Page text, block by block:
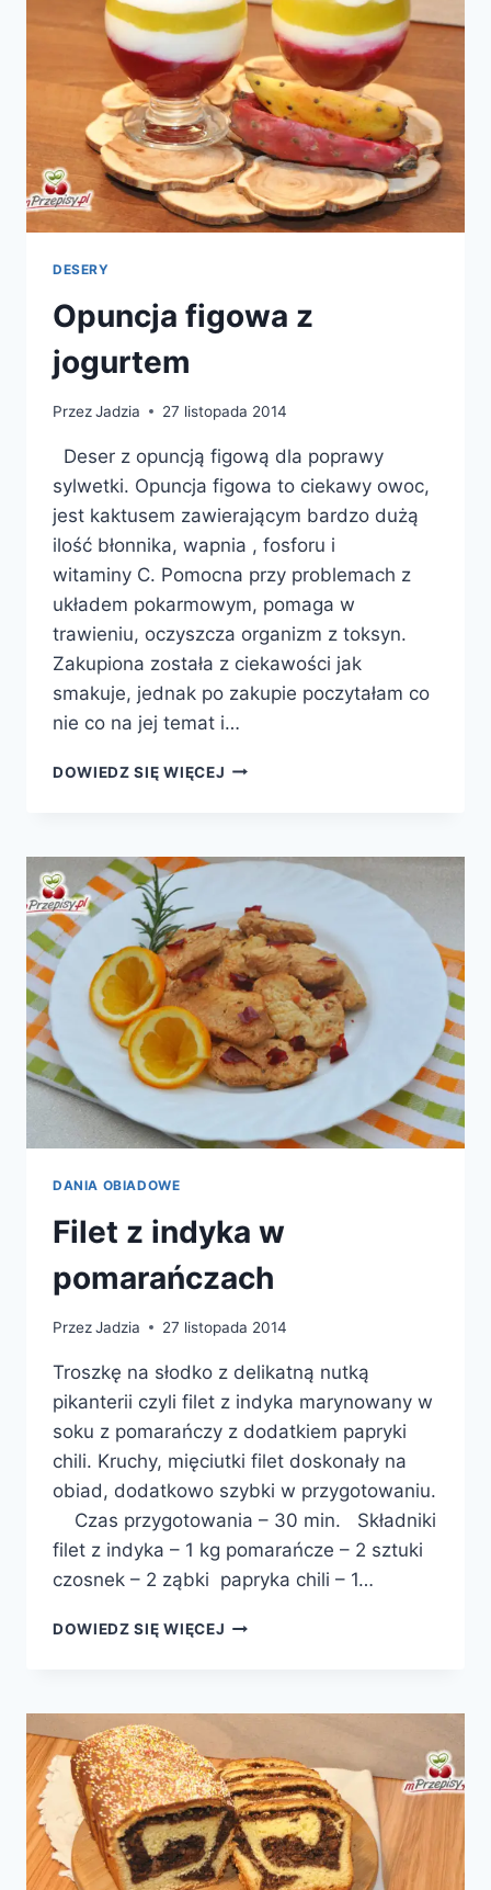
DESERY
Opuncja figowa z
jogurtem
PrzezJadzia 27 listopada 2014
Deser z opuncją figową dla poprawy
sylwetki. Opuncja figowa to ciekawy owoc,
jest kaktusem zawierającym bardzo dużą
ilość błonnika, wapnia , fosforu i
witaminy C. Pomocna przy problemach z
układem pokarmowym, pomaga w
trawieniu, oczyszcza organizm z toksyn.
Zakupiona została z ciekawości jak
smakuje, jednak po zakupie poczytałam co
nie co na jej temat i…
DOWIEDZ SIĘ WIĘCEJ OPUNCJA
DANIA OBIADOWE
Filet z indyka w
pomarańczach
PrzezJadzia 27 listopada 2014
Troszkę na słodko z delikatną nutką
pikanterii czyli filet z indyka marynowany w
soku z pomarańczy z dodatkiem papryki
chili. Kruchy, mięciutki filet doskonały na
obiad, dodatkowo szybki w przygotowaniu.
Czas przygotowania – 30 min. Składniki
filet z indyka – 1 kg pomarańcze – 2 sztuki
czosnek – 2 ząbki papryka chili – 1…
DOWIEDZ SIĘ WIĘCEJ FILET
POMARAŃCZACH